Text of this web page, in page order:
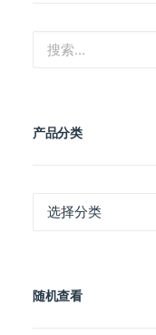
产品分类
随机查看